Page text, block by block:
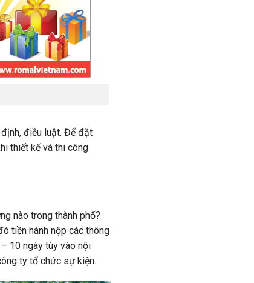
điều luật. Để đặt
thiết kế và thi công
nào trong thành phố?
tiền hành nộp các thông
10 ngày tùy vào nội
ty tổ chức sự kiện.